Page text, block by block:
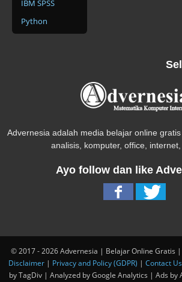
IBM SPSS
Python
Advernesia adalah media belajar online
analisis, komputer, office, internet,
Ayo follow dan like
© 2017 - 2026 Advernesia | Belajar Online Gratis |
Disclaimer| Privacy and Policy (GDPR) | Contact
by TagDiv | Analyzed by Google Analytics | Ads by